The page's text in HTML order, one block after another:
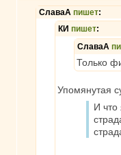
СлаваА пишет:
КИ пишет:
СлаваА
Только
Упомянутая
И что